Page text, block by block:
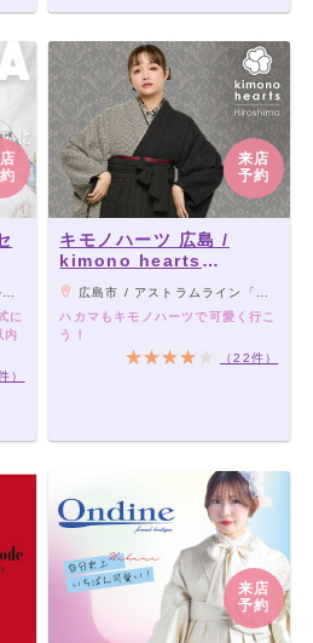
に
内
）
来店
予約
キモノハーツ 広島 /
kimono hearts
Hiroshima
広島市 / アストラムライン「本通駅」から徒歩3分
ハカマもキモノハーツで可愛く行こ
う！
（22件）
来店
予約